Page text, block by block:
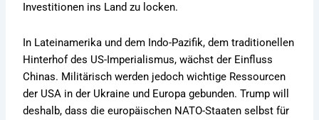
Investitionen ins Land zu locken.
In Lateinamerika und dem Indo-Pazifik, dem traditionellen
Hinterhof des US-Imperialismus, wächst der Einfluss
Chinas. Militärisch werden jedoch wichtige Ressourcen
der USA in der Ukraine und Europa gebunden. Trump will
deshalb, dass die europäischen NATO-Staaten selbst für